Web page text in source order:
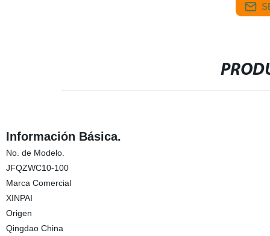
Información Básica.
No. de Modelo.
JFQZWC10-100
Marca Comercial
XINPAI
Origen
Qingdao China